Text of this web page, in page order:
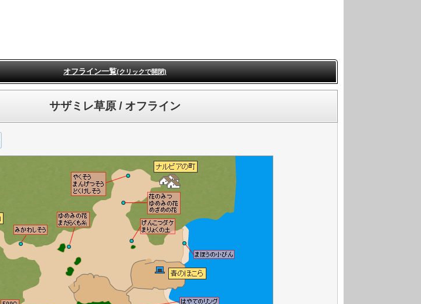
オフライン一覧(クリックで開閉)
サザミレ草原 / オフライン